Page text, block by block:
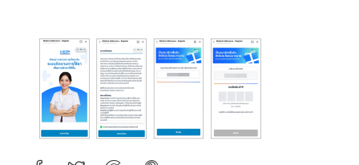
คนไข้-1